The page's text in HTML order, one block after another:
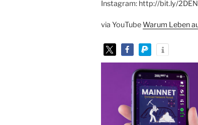
Instagram: http://bit.ly/
via YouTubeWarum Leben